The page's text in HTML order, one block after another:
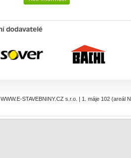
WWW.E-STAVEBNINY.CZ s.r.o. | 1. máje 102